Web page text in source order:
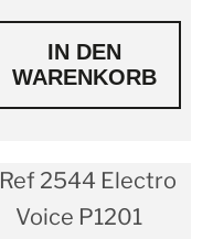
IN DEN
WARENKORB